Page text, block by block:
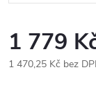
1 779
1 470,25 Kč bez